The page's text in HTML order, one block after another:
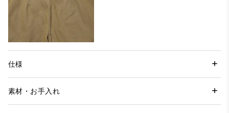
仕様
素材・お手入れ